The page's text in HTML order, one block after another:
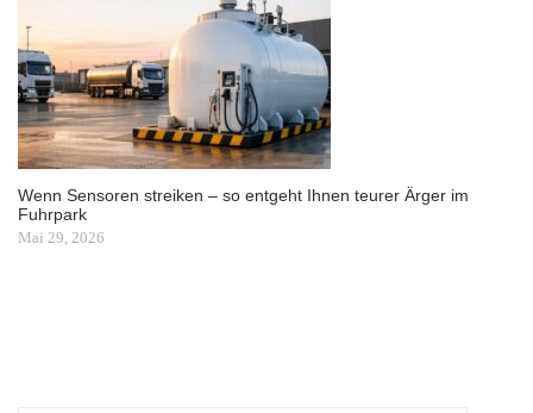
Wenn Sensoren streiken – so entgeht Ihnen teurer Ärger im
Fuhrpark
Mai 29, 2026